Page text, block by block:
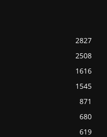
2827
2508
1616
1545
871
680
619